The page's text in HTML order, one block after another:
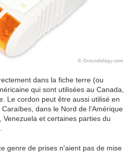
dans la fiche terre (ou
qui sont utilisées au Canada,
Le cordon peut être aussi utilisé en
dans le Nord de l'Amérique
et certaines parties du
genre de prises n'aient pas de mise